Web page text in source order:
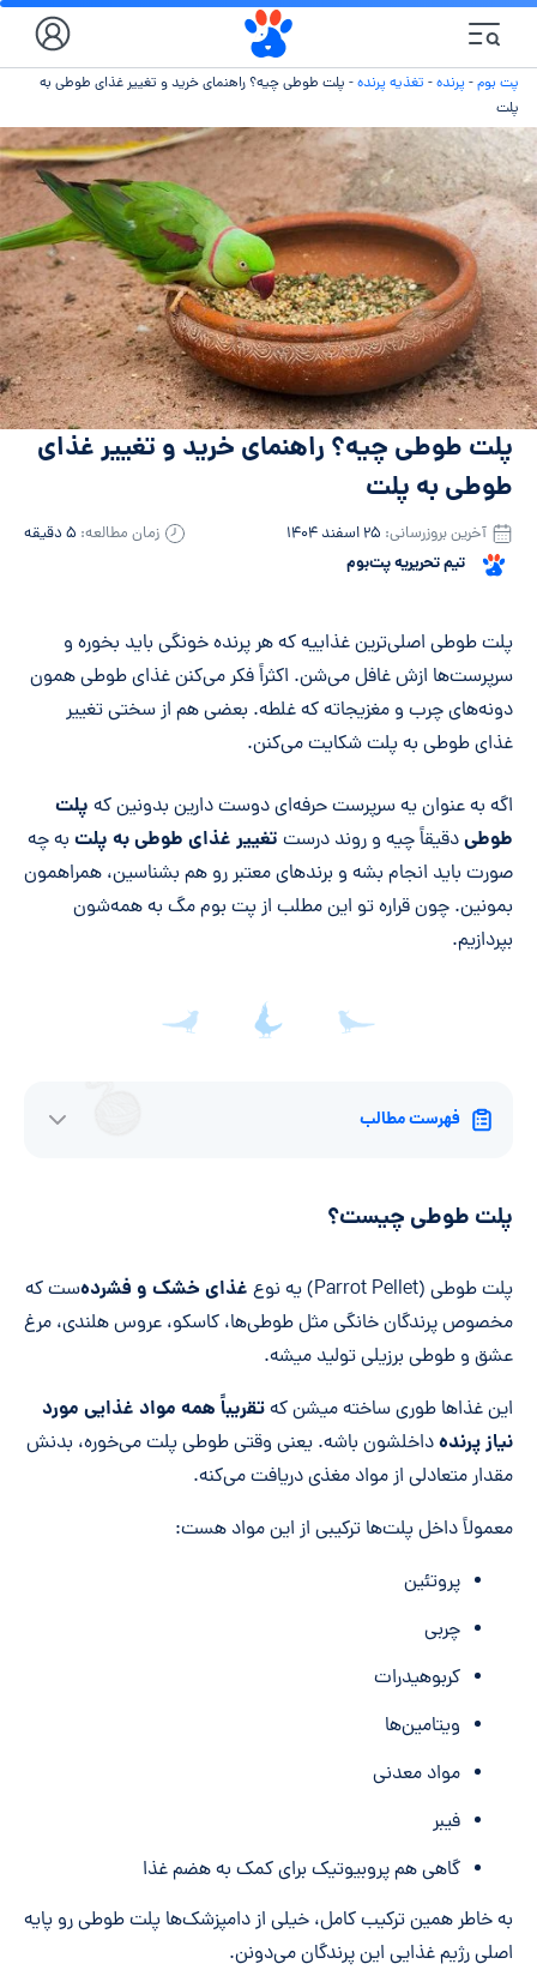
پت بوم- پرنده- تغذیه پرنده- پلت طوطی چیه؟ راهنمای خرید و تغییر غذای طوطی به
پلت
پلت طوطی چیه؟ راهنمای خرید و تغییر غذای
طوطی به پلت
تیم تحریریه پت‌بوم
آخرین بروزرسانی: ۲۵ اسفند ۱۴۰۴ زمان مطالعه: ۵ دقیقه
خلاصه مقاله
پلت طوطی اصلی‌ترین غذاییه که هر پرنده خونگی باید بخوره و
سرپرست‌ها ازش غافل می‌شن. اکثراً فکر می‌کنن غذای طوطی همون
دونه‌های چرب و مغزیجاته که غلطه. بعضی هم از سختی تغییر
غذای طوطی به پلت شکایت می‌کنن.
اگه به عنوان یه سرپرست حرفه‌ای دوست دارین بدونین که پلت
طوطیدقیقاً چیه و روند درست تغییر غذای طوطی به پلت به چه
صورت باید انجام بشه و برندهای معتبر رو هم بشناسین، همراهمون
بمونین. چون قراره تو این مطلب از پت بوم مگ به همه‌شون
بپردازیم.
فهرست مطالب
پلت طوطی چیست؟
پلت طوطی (Parrot Pellet) یه نوع غذای خشک و فشرده‌ست که
مخصوص پرندگان خانگی مثل طوطی‌ها، کاسکو، عروس هلندی، مرغ
عشق و طوطی برزیلی تولید میشه.
این غذاها طوری ساخته میشن کهتقریباً همه مواد غذایی مورد
نیاز پرندهداخلشون باشه. یعنی وقتی طوطی پلت می‌خوره، بدنش
مقدار متعادلی از مواد مغذی دریافت می‌کنه.
معمولاً داخل پلت‌ها ترکیبی از این مواد هست:
پروتئین
چربی
کربوهیدرات
ویتامین‌ها
مواد معدنی
فیبر
گاهی هم پروبیوتیک برای کمک به هضم غذا
به خاطر همین ترکیب کامل، خیلی از دامپزشک‌ها پلت طوطی رو پایه
اصلی رژیم غذایی این پرندگان می‌دونن.